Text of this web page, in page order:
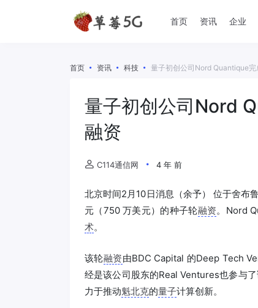
首页 资讯 企业
首页 资讯 科技 量子初创公司Nord Quantique
量子初创公司Nord
融资
C114通信网 4 年 前
北京时间2月10日消息（余予） 位于舍布
元（750 万美元）的种子轮融资。Nord
术。
该轮融资由BDC Capital 的Deep Tech
经是该公司股东的Real Ventures也参与
力于推动魁北克的量子计算创新。